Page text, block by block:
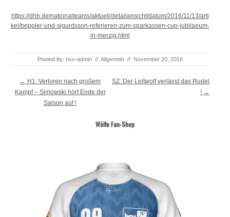
https://dhb.de/nationalteams/aktuell/detailansicht/datum/2016/11/13/arti
kel/beppler-und-sigurdsson-referieren-zum-sparkassen-cup-jubilaeum-
in-merzig.html
Posted by: hsv-admin // Allgemein // November 20, 2016
Post navigation
← H1: Verloren nach großem
Kampf – Simowski hört Ende der
Saison auf !
SZ: Der Leitwolf verlässt das Rudel
! →
Wölfe Fan-Shop